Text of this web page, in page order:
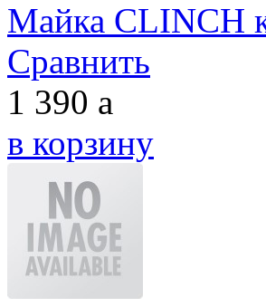
Майка CLINCH
Сравнить
1 390 a
в корзину